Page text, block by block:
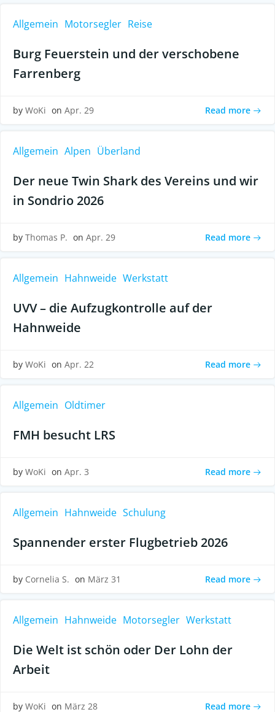
Allgemein Motorsegler Reise
Burg Feuerstein und der verschobene
Farrenberg
by WoKi on Apr. 29 Read more
Allgemein Alpen Überland
Der neue Twin Shark des Vereins und wir
in Sondrio 2026
by Thomas P. on Apr. 29 Read more
Allgemein Hahnweide Werkstatt
UVV – die Aufzugkontrolle auf der
Hahnweide
by WoKi on Apr. 22 Read more
Allgemein Oldtimer
FMH besucht LRS
by WoKi on Apr. 3 Read more
Allgemein Hahnweide Schulung
Spannender erster Flugbetrieb 2026
by Cornelia S. on März 31 Read more
Allgemein Hahnweide Motorsegler Werkstatt
Die Welt ist schön oder Der Lohn der
Arbeit
by WoKi on März 28 Read more